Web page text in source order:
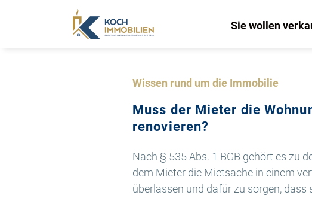
Sie wollen
Wissen rund um die Immobilie
Muss der Mieter die
renovieren?
Nach § 535 Abs. 1 BGB gehört es zu
dem Mieter die Mietsache in einem
überlassen und dafür zu sorgen,